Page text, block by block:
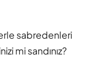
sabredenleri
mi sandınız?